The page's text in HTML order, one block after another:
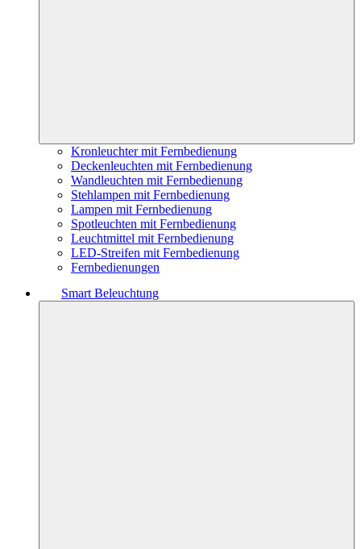
Kronleuchter mit Fernbedienung
Deckenleuchten mit Fernbedienung
Wandleuchten mit Fernbedienung
Stehlampen mit Fernbedienung
Lampen mit Fernbedienung
Spotleuchten mit Fernbedienung
Leuchtmittel mit Fernbedienung
LED-Streifen mit Fernbedienung
Fernbedienungen
Smart Beleuchtung